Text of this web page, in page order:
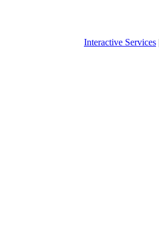
Interactive Services